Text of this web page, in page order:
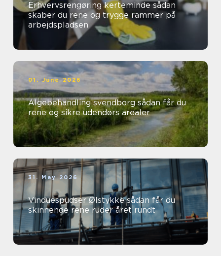
Erhvervsrengøring kerteminde sådan
skaber du rene og trygge rammer på
arbejdspladsen
01. June 2026
Algebehandling svendborg sådan får du
rene og sikre udendørs arealer
31. May 2026
Vinduespudser Ølstykke sådan får du
skinnende rene ruder året rundt